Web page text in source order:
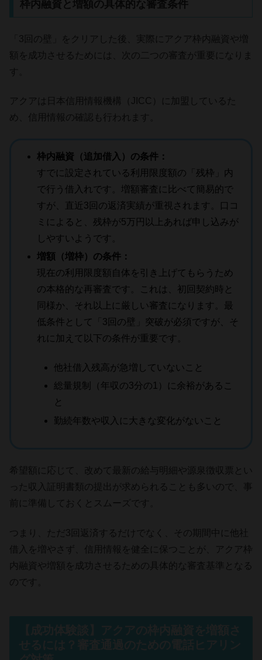
枠内融資と増額の具体的な審査条件
「3回の壁」をクリアした後、実際にアクア枠内融資や増
額を成功させるためには、次の二つの審査が重要になりま
す。
アクアは日本信用情報機構（JICC）に加盟しているた
め、信用情報の確認も行われます。
枠内融資（追加借入）の条件：
すでに設定されている利用限度額の「残枠」内
で行う借入れです。増額審査に比べて簡易的で
すが、直近3回の返済実績が重視されます。口コ
ミによると、残枠が5万円以上あれば申し込みが
しやすいようです。
増額（増枠）の条件：
現在の利用限度額自体を引き上げてもらうため
の本格的な再審査です。これは、初回契約時と
同様か、それ以上に厳しい審査になります。最
低条件として「3回の壁」突破が必須ですが、そ
れに加えて以下の条件が重要です。
他社借入残高が急増していないこと
総量規制（年収の3分の1）に余裕があるこ
と
勤続年数や収入に大きな変化がないこと
希望額に応じて、改めて最新の給与明細や源泉徴収票とい
った収入証明書類の提出が求められることも多いので、事
前に準備しておくとスムーズです。
つまり、ただ3回返済するだけでなく、その期間中に他社
借入を増やさず、信用情報を健全に保つことが、アクア枠
内融資や増額を成功させるための具体的な審査基準となる
のです。